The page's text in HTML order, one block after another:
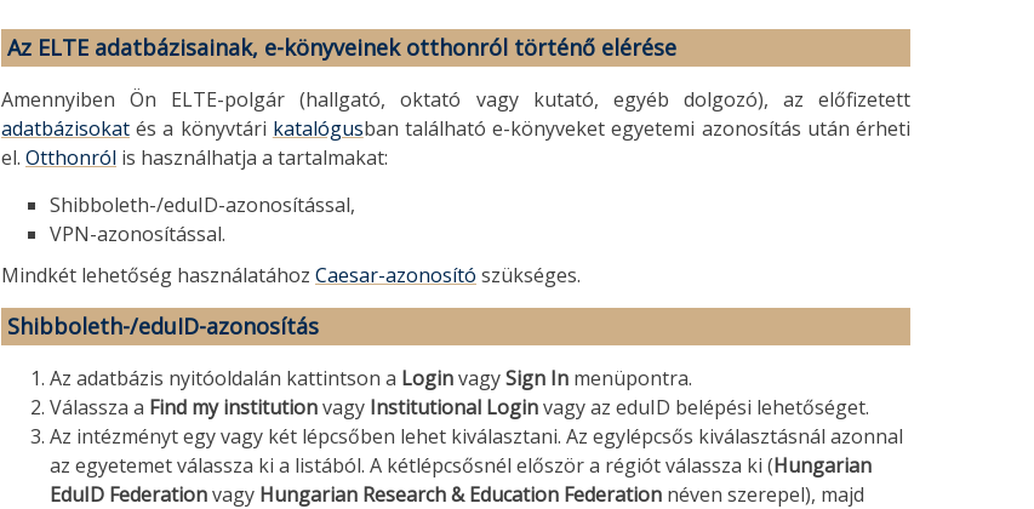
Az ELTE adatbázisainak, e-könyveinek otthonról történő elérése
Amennyiben Ön ELTE-polgár (hallgató, oktató vagy kutató, egyéb dolgozó), az előfizetett
adatbázisokat és a könyvtári katalógusban található e-könyveket egyetemi azonosítás után érheti
el. Otthonról is használhatja a tartalmakat:
Shibboleth-/eduID-azonosítással,
VPN-azonosítással.
Mindkét lehetőség használatához Caesar-azonosító szükséges.
Shibboleth-/eduID-azonosítás
Az adatbázis nyitóoldalán kattintson a LoginvagySign In menüpontra.
Válassza a Find my institutionvagy Institutional Loginvagy az eduID belépési lehetőséget.
Az intézményt egy vagy két lépcsőben lehet kiválasztani. Az egylépcsős kiválasztásnál azonnal
az egyetemet válassza ki a listából. A kétlépcsősnél először a régiót válassza ki (Hungarian
EduID Federationvagy Hungarian Research & Education Federation néven szerepel), majd